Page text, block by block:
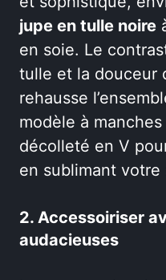
jupe en tulle noire
en soie. Le
tulle et la douceur
rehausse
modèle à
décolleté en V
en sublimant votre
2. Accessoiriser
audacieuses